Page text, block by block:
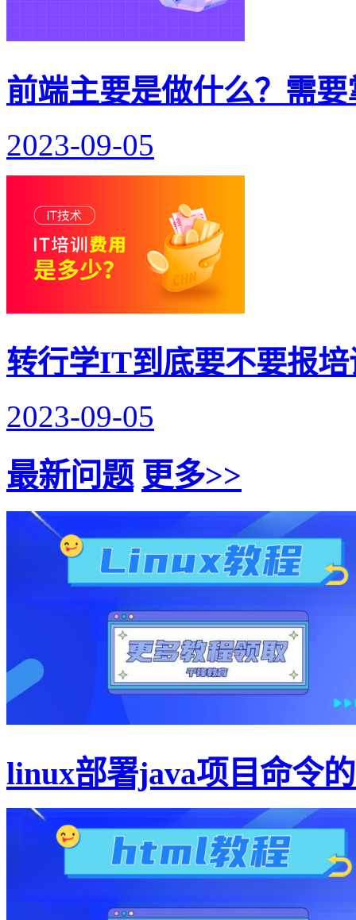
前端主要是做什么？需
2023-09-05
转行学IT到底要不要报
2023-09-05
最新问题 更多>>
linux部署java项目命令